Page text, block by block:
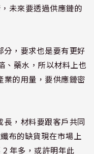
未來要透過供應鏈的
分，要求也是要有更好
、藥水，所以材料上也
業的用量，要供應鏈密
長，材料要跟客戶共同
布的缺貨現在市場上
年多，或許明年此